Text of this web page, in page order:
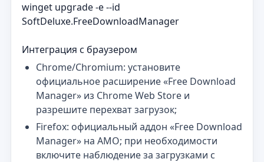
winget upgrade -e --id
SoftDeluxe.FreeDownloadManager
Интеграция с браузером
Chrome/Chromium: установите
официальное расширение «Free Download
Manager» из Chrome Web Store и
разрешите перехват загрузок;
Firefox: официальный аддон «Free Download
Manager» на AMO; при необходимости
включите наблюдение за загрузками с